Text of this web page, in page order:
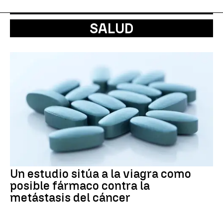
SALUD
Un estudio sitúa a la viagra como
posible fármaco contra la
metástasis del cáncer